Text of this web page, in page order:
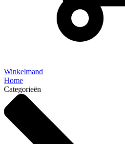
Winkelmand
Home
Categorieën